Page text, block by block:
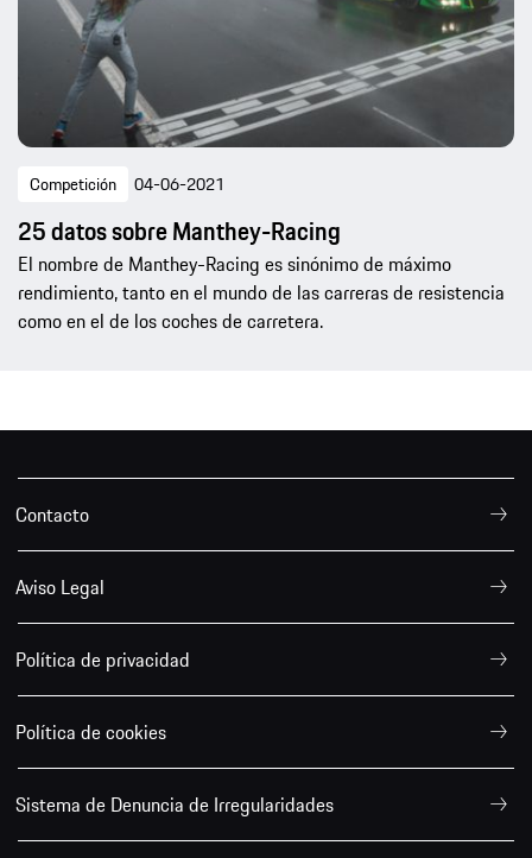
Competición 04-06-2021
25 datos sobre Manthey-Racing
El nombre de Manthey-Racing es sinónimo de máximo
rendimiento, tanto en el mundo de las carreras de resistencia
como en el de los coches de carretera.
Contacto
Aviso Legal
Política de privacidad
Política de cookies
Sistema de Denuncia de Irregularidades